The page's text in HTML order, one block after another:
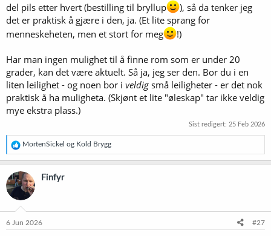
del pils etter hvert (bestilling til bryllup
), så da tenker jeg
det er praktisk å gjære i den, ja. (Et lite sprang for
menneskeheten, men et stort for meg
!)
Har man ingen mulighet til å finne rom som er under 20
grader, kan det være aktuelt. Så ja, jeg ser den. Bor du i en
liten leilighet - og noen bor i veldig små leiligheter - er det nok
praktisk å ha muligheta. (Skjønt et lite "øleskap" tar ikke veldig
mye ekstra plass.)
Sist redigert: 25 Feb 2026
R
e
a
k
s
j
o
e
MortenSickel og Kold Brygg
Finfyr
6 Jun 2026 #27